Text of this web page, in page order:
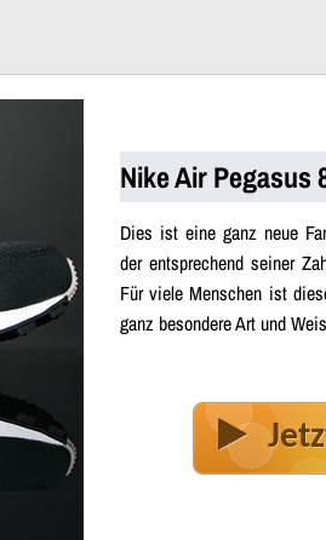
Nike Air Pegasus
Dies ist eine ganz neue
der entsprechend seiner
Für viele Menschen ist
ganz besondere Art und